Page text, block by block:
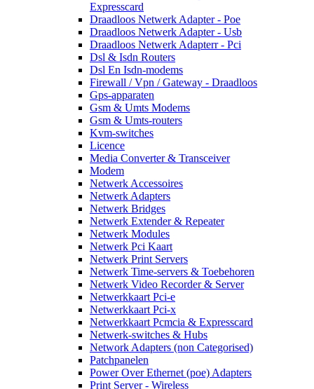
Expresscard
Draadloos Netwerk Adapter - Poe
Draadloos Netwerk Adapter - Usb
Draadloos Netwerk Adapterr - Pci
Dsl & Isdn Routers
Dsl En Isdn-modems
Firewall / Vpn / Gateway - Draadloos
Gps-apparaten
Gsm & Umts Modems
Gsm & Umts-routers
Kvm-switches
Licence
Media Converter & Transceiver
Modem
Netwerk Accessoires
Netwerk Adapters
Netwerk Bridges
Netwerk Extender & Repeater
Netwerk Modules
Netwerk Pci Kaart
Netwerk Print Servers
Netwerk Time-servers & Toebehoren
Netwerk Video Recorder & Server
Netwerkkaart Pci-e
Netwerkkaart Pci-x
Netwerkkaart Pcmcia & Expresscard
Netwerk-switches & Hubs
Network Adapters (non Categorised)
Patchpanelen
Power Over Ethernet (poe) Adapters
Print Server - Wireless